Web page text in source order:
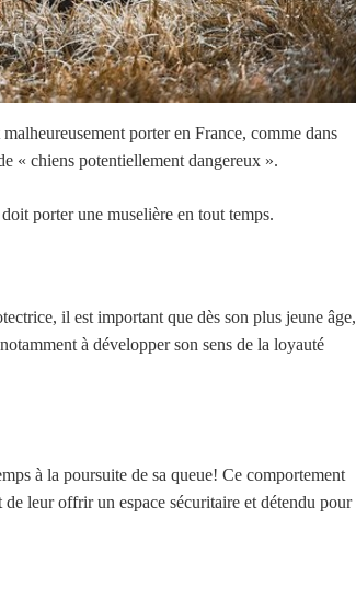
porter en France, comme dans
« chiens potentiellement dangereux ».
porter une muselière en tout temps.
il est important que dès son plus jeune âge,
à développer son sens de la loyauté
à la poursuite de sa queue! Ce comportement
leur offrir un espace sécuritaire et détendu pour